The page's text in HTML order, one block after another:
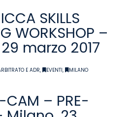
SKILLS
WORKSHOP –
marzo 2017
E ADR, EVENTI, MILANO
CAM – PRE-